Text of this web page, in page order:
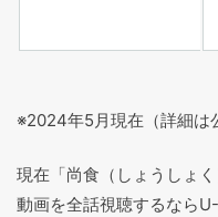
※2024年5月現在（詳細は
現在「尚食（しょうしょ
動画を全話視聴するなら